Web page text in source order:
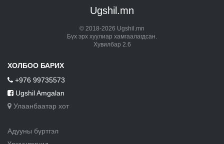
Ugshil.mn
© 2018-2026 Ugshil.mn
Бүх эрх хуулиар хамгаалагдсан.
Хувилбар 2.6
ХОЛБОО БАРИХ
+976 99735573
Ugshil Amgalan
Улаанбаатар хот
Адууны бүртгэл